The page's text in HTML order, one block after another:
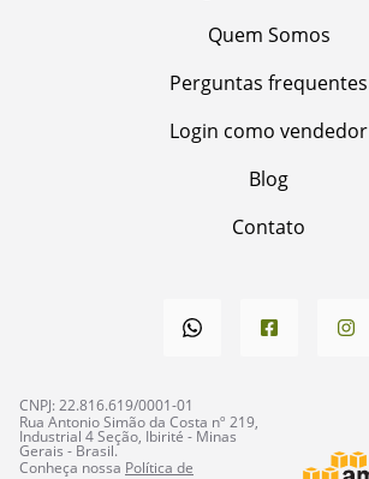
Quem Somos
Perguntas frequentes
Login como vendedor
Blog
Contato
CNPJ: 22.816.619/0001-01
Rua Antonio Simão da Costa nº 219,
Industrial 4 Seção, Ibirité - Minas
Gerais - Brasil.
Conheça nossa Política de